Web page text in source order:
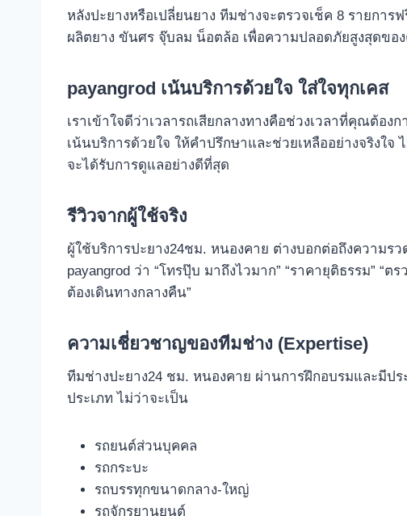
หลังปะยางหรือเปลี่ยนยาง ทีมช่างจะตรวจเช็ค 8 รายกา
ผลิตยาง ขันศร จุ๊บลม น็อตล้อ เพื่อความปลอดภัยสูงสุดขอ
payangrod เน้นบริการด้วยใจ ใส่ใจทุกเคส
เราเข้าใจดีว่าเวลารถเสียกลางทางคือช่วงเวลาที่คุณต้อ
เน้นบริการด้วยใจ ให้คำปรึกษาและช่วยเหลืออย่างจริงใ
จะได้รับการดูแลอย่างดีที่สุด
รีวิวจากผู้ใช้จริง
ผู้ใช้บริการปะยาง24ชม. หนองคาย ต่างบอกต่อถึงความร
payangrod ว่า “โทรปุ๊บ มาถึงไวมาก” “ราคายุติธรรม” “ต
ต้องเดินทางกลางคืน”
ความเชี่ยวชาญของทีมช่าง (Expertise)
ทีมช่างปะยาง24 ชม. หนองคาย ผ่านการฝึกอบรมและมีป
ประเภท ไม่ว่าจะเป็น
รถยนต์ส่วนบุคคล
รถกระบะ
รถบรรทุกขนาดกลาง-ใหญ่
รถจักรยานยนต์